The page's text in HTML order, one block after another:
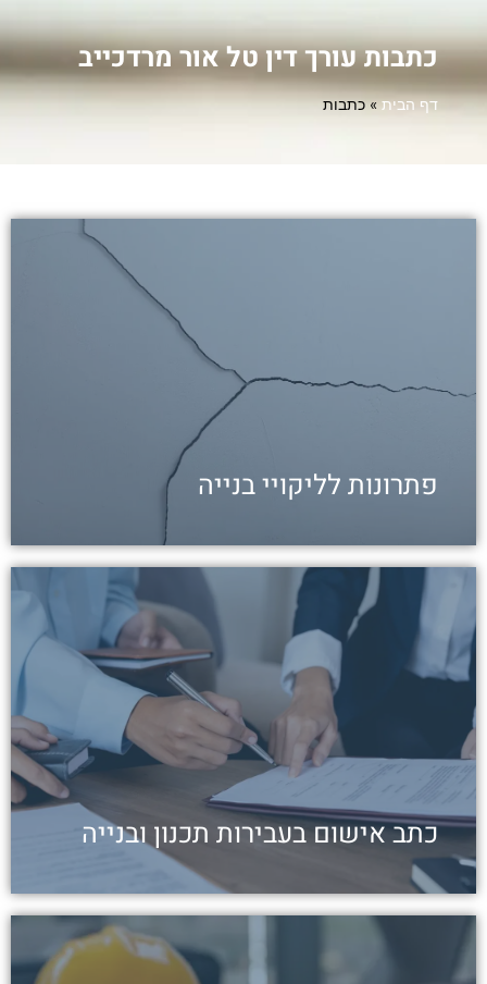
כתבות עורך דין טל אור מרדכייב
דף הבית» כתבות
פתרונות לליקויי בנייה
מי יטפל בבעיות שהתגלו בנכס?
שילמתם מקדמה, התחייבתם למשכנתא, נכנסתם
לבית החדש ואז גילתם ליקויים? הכירו את
הפתרונות לליקויי בנייה שעשויים לחסוך לכם
תסכול וכסף רב
כתב אישום בעבירות תכנון ובנייה
כיצד תתמודדו
עבירות תכנון ובנייה הן עבירות פליליות וכלכליות
בעלות אופי מיוחד: החוקים הנוגעים להן ייחודיים
והתייחסות נכונה עשויה לעזור לנאשמים באופן
דרמטי
לכתבה